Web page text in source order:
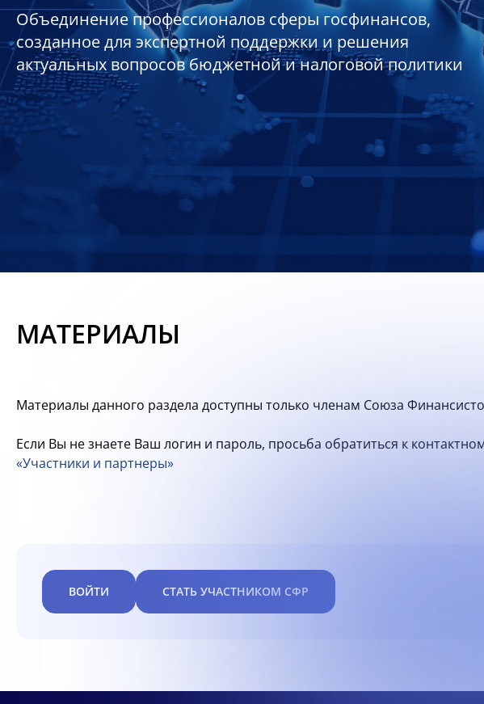
Объединение профессионалов сферы госфинансов,
созданное для экспертной поддержки и решения
актуальных вопросов бюджетной и налоговой политики
МАТЕРИАЛЫ
Материалы данного раздела доступны только членам Союза
Если Вы не знаете Ваш логин и пароль, просьба обратиться к
«Участники и партнеры»
ВОЙТИ СТАТЬ УЧАСТНИКОМ СФР